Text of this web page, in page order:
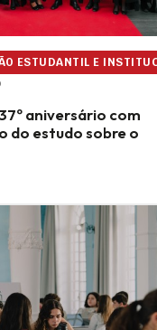
ESTUDANTIL E
aniversário com
do estudo sobre o